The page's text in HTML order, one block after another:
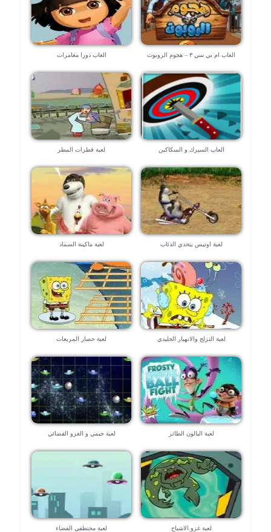
العاب ام بي سي ٣ – هجوم الروبوت العاب دورا مغامرات
العاب السيرك و السكاكين لعبة قطرات المطر
لعبة اوتيس يتحدي الذئاب لعبة ماكينة السماد
لعبة التزلج والانهيار الجليدي لعبة حصار المربعات
لعبة البالون الطائر لعبة جيمي و الغزو الفضائي
لعبة غزو الاشباح لعبة مختطفي الفضاء